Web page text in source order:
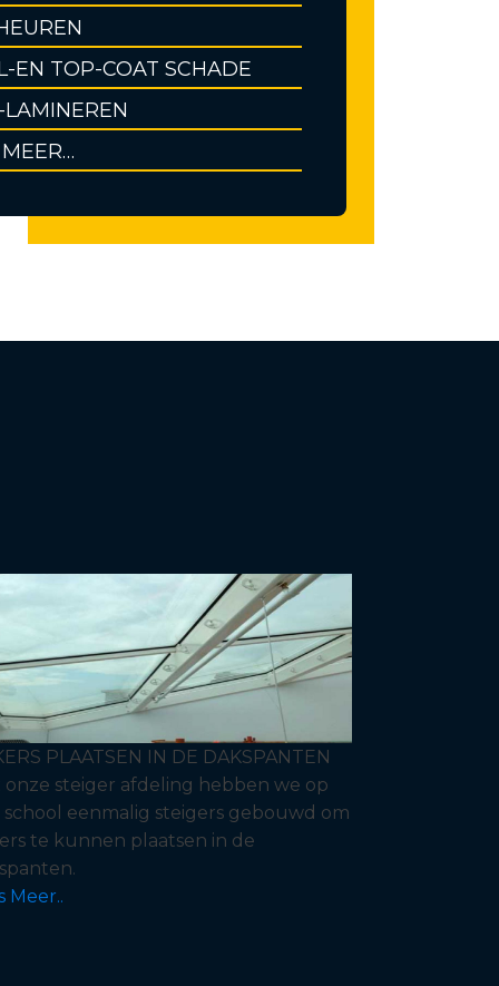
EN TOP-COAT SCHADE
PLAATSEN IN DE DAKSPANTEN
onze steiger afdeling hebben we op
school eenmalig steigers gebouwd om
te kunnen plaatsen in de
Meer..